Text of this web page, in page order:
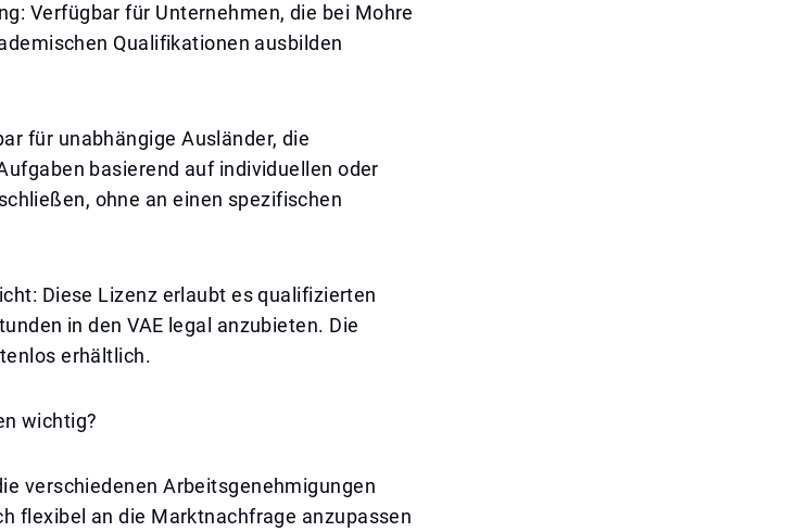
Verfügbar für Unternehmen, die bei Mohre
Qualifikationen ausbilden
für unabhängige Ausländer, die
basierend auf individuellen oder
ohne an einen spezifischen
Diese Lizenz erlaubt es qualifizierten
in den VAE legal anzubieten. Die
erhältlich.
wichtig?
verschiedenen Arbeitsgenehmigungen
flexibel an die Marktnachfrage anzupassen